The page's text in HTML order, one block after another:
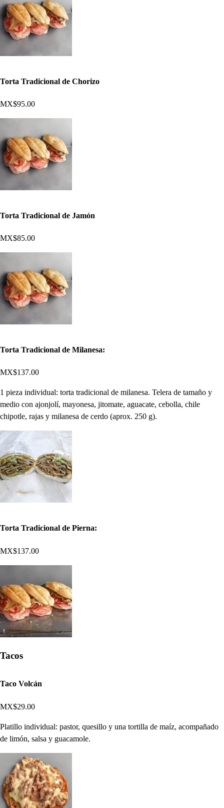
Torta Tradicional de Chorizo
MX$95.00
Torta Tradicional de Jamón
MX$85.00
Torta Tradicional de Milanesa:
MX$137.00
1 pieza individual: torta tradicional de milanesa. Telera de tamaño y
medio con ajonjolí, mayonesa, jitomate, aguacate, cebolla, chile
chipotle, rajas y milanesa de cerdo (aprox. 250 g).
Torta Tradicional de Pierna:
MX$137.00
Tacos
Taco Volcán
MX$29.00
Platillo individual: pastor, quesillo y una tortilla de maíz, acompañado
de limón, salsa y guacamole.